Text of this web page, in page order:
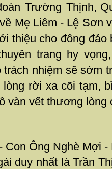
Trường Thịnh,
Mẹ Liêm - Lệ Sơn
thiệu cho đông đảo
trang hy
nhiệm sẽ sớm
rời xa cõi tạm,
vàn vết thương lòng
Con Ông Nghè Mợi
duy nhất là Trần